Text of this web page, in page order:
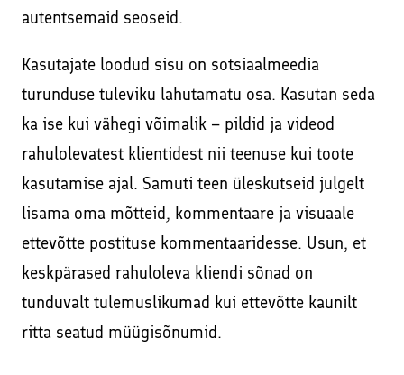
autentsemaid seoseid.
Kasutajate loodud sisu on sotsiaalmeedia
turunduse tuleviku lahutamatu osa. Kasutan seda
ka ise kui vähegi võimalik – pildid ja videod
rahulolevatest klientidest nii teenuse kui toote
kasutamise ajal. Samuti teen üleskutseid julgelt
lisama oma mõtteid, kommentaare ja visuaale
ettevõtte postituse kommentaaridesse. Usun, et
keskpärased rahuloleva kliendi sõnad on
tunduvalt tulemuslikumad kui ettevõtte kaunilt
ritta seatud müügisõnumid.